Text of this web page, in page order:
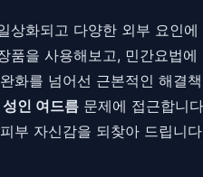
화되고 다양한 외부 요인
을 사용해보고, 민간요법
화를 넘어선 근본적인 해결
인 여드름 문제에 접근합니
부 자신감을 되찾아 드립니